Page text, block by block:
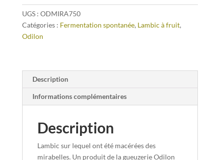
-
LIMITED
EDITION
UGS : ODMIRA750
Catégories : Fermentation spontanée, Lambic à fruit,
Odilon
Description
Informations complémentaires
Description
Lambic sur lequel ont été macérées des
mirabelles. Un produit de la gueuzerie Odilon